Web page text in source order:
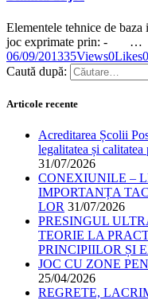
Elementele tehnice de
joc exprimate prin: - …
06/09/201335Views0Likes0
Caută după:
Articole recente
Acreditarea Școlii
legalitatea și
31/07/2026
CONEXIUNILE –
IMPORTANȚA
LOR 31/07/2026
PRESINGUL
TEORIE LA
PRINCIPIILOR ȘI
JOC CU ZONE
25/04/2026
REGRETE,